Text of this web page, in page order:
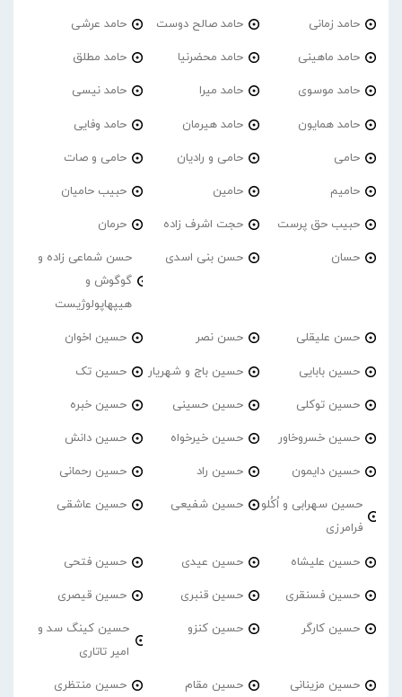
حامد زمانی حامد صالح دوست حامد عرشی
حامد ماهینی حامد محضرنیا حامد مطلق
حامد موسوی حامد میرا حامد نیسی
حامد همایون حامد هیرمان حامد وفایی
حامی حامی و رادیان حامی و صات
حامیم حامین حبیب حامیان
حبیب حق پرست حجت اشرف زاده حرمان
حسان حسن بنی اسدی
حسن شماعی زاده و
گوگوش و
هیپهاپولوژیست
حسن علیقلی حسن نصر حسین اخوان
حسین بابایی حسین باج و شهریار حسین تک
حسین توکلی حسین حسینی حسین خبره
حسین خسروخاور حسین خیرخواه حسین دانش
حسین دایمون حسین راد حسین رحمانی
حسین سهرابی و اُکُلو
فرامرزی
حسین شفیعی حسین عاشقی
حسین علیشاه حسین عیدی حسین فتحی
حسین فسنقری حسین قنبری حسین قیصری
حسین کارگر حسین کنزو
حسین کینگ سد و
امیر تاتاری
حسین مزینانی حسین مقام حسین منتظری